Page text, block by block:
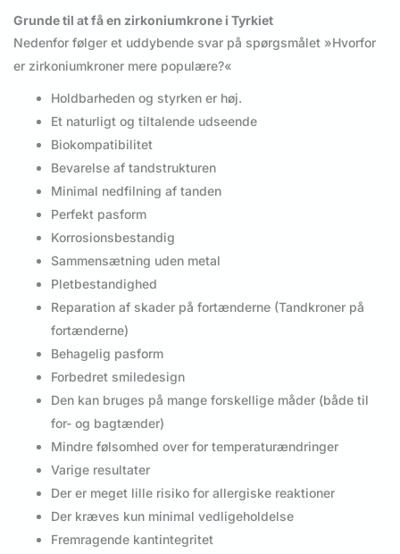
Grunde til at få en zirkoniumkrone i Tyrkiet
Nedenfor følger et uddybende svar på spørgsmålet »Hvorfor
er zirkoniumkroner mere populære?«
Holdbarheden og styrken er høj.
Et naturligt og tiltalende udseende
Biokompatibilitet
Bevarelse af tandstrukturen
Minimal nedfilning af tanden
Perfekt pasform
Korrosionsbestandig
Sammensætning uden metal
Pletbestandighed
Reparation af skader på fortænderne (Tandkroner på
fortænderne)
Behagelig pasform
Forbedret smiledesign
Den kan bruges på mange forskellige måder (både til
for- og bagtænder)
Mindre følsomhed over for temperaturændringer
Varige resultater
Der er meget lille risiko for allergiske reaktioner
Der kræves kun minimal vedligeholdelse
Fremragende kantintegritet